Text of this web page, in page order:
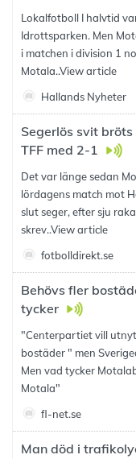
Lokalfotboll I halvtid
Idrottsparken. Men
i matchen i division 1
Motala..View article
Hallands Nyheter
Segerlös svit
TFF med 2-1
Det var länge sedan
lördagens match mot
slut seger, efter sju
skrev..View article
fotbolldirekt.se
Behövs fler
tycker
"Centerpartiet vill
bostäder " men
Men vad tycker
Motala"
fl-net.se
Man död i